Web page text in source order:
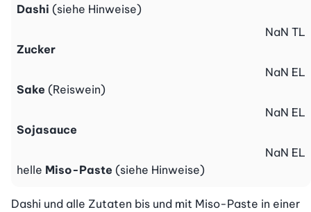
Dashi (siehe Hinweise)
Zucker
NaN TL
Sake (Reiswein)
NaN EL
Sojasauce
NaN EL
helle Miso-Paste (siehe Hinweise)
NaN EL
Dashi und alle Zutaten bis und mit Miso-Paste in einer